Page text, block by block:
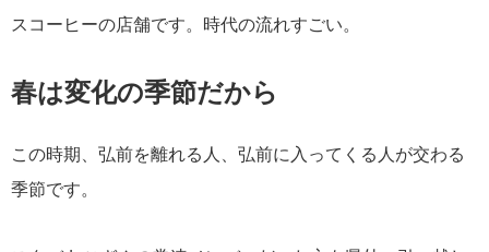
スコーヒーの店舗です。時代の流れすごい。
春は変化の季節だから
この時期、弘前を離れる人、弘前に入ってくる人が交わる
季節です。